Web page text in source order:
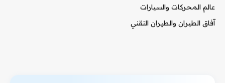
عالم المحركات والسيارات
آفاق الطيران والطيران التقني